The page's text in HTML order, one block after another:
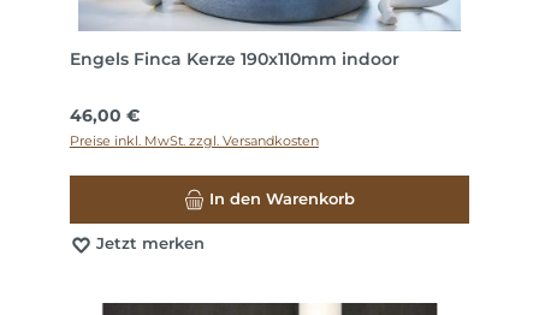
Engels Finca Kerze 190x110mm indoor
Regulärer Preis:
46,00 €
Preise inkl. MwSt. zzgl. Versandkosten
In den Warenkorb
Jetzt merken